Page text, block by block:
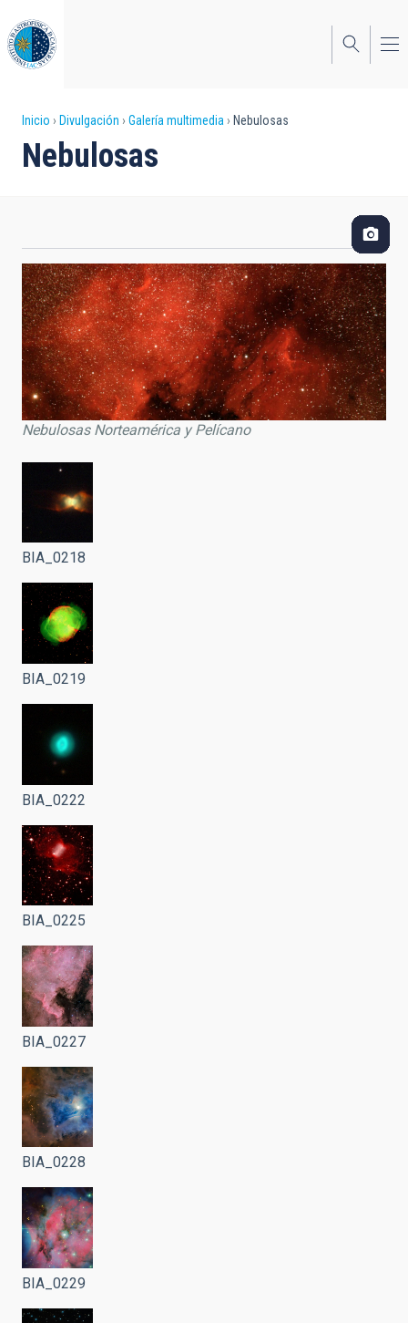
al
contenido
principal
Sobrescribir
enlaces
a
la
navegación
Inicio Divulgación Galería multimedia Nebulosas
Nebulosas
Nebulosas Norteamérica y Pelícano
BIA_0218
BIA_0219
BIA_0222
BIA_0225
BIA_0227
BIA_0228
BIA_0229